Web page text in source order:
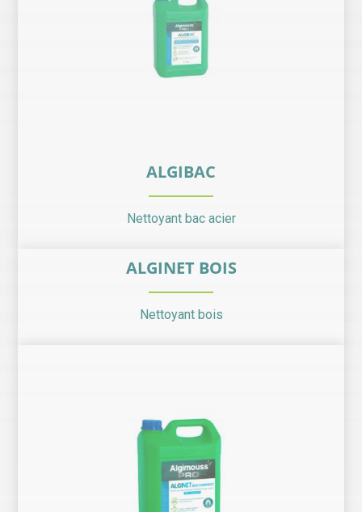
ALGIBAC
Nettoyant bac acier
ALGINET BOIS
Nettoyant bois